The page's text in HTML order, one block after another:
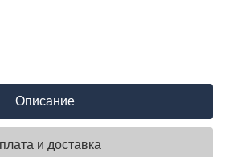
Описание
и доставка